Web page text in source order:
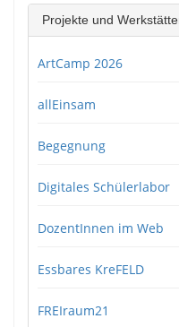
Projekte und
ArtCamp 2026
allEinsam
Begegnung
Digitales Schülerlabor
DozentInnen im Web
Essbares KreFELD
FREIraum21